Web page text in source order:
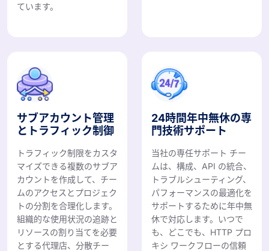
ています。
サブアカウント管理
とトラフィック制御
トラフィック制限をカスタ
マイズできる複数のサブア
カウントを作成して、チー
ムのアクセスとプロジェク
トの分割を合理化します。
組織的な使用状況の追跡と
リソースの割り当てを必要
とする代理店、分散チー
24時間年中無休の専
門技術サポート
当社の専任サポート チー
ムは、構成、API の統合、
トラブルシューティング、
パフォーマンスの最適化を
サポートするために年中無
休で対応します。いつで
も、どこでも、HTTP プロ
キシ ワークフローの信頼